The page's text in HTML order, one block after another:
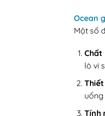
Ocean
Một số
Chất
lò vi
Tính